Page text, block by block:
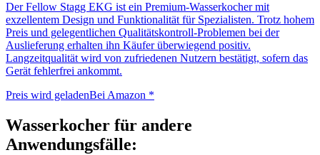
Der Fellow Stagg EKG ist ein Premium-Wasserkocher mit
exzellentem Design und Funktionalität für Spezialisten. Trotz hohem
Preis und gelegentlichen Qualitätskontroll-Problemen bei der
Auslieferung erhalten ihn Käufer überwiegend positiv.
Langzeitqualität wird von zufriedenen Nutzern bestätigt, sofern das
Gerät fehlerfrei ankommt.
Preis wird geladenBei Amazon *
Wasserkocher für andere
Anwendungsfälle: